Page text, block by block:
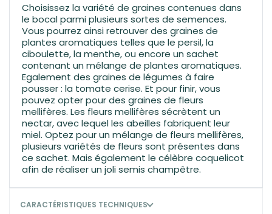
Choisissez la variété de graines contenues dans
le bocal parmi plusieurs sortes de semences.
Vous pourrez ainsi retrouver des graines de
plantes aromatiques telles que le persil, la
ciboulette, la menthe, ou encore un sachet
contenant un mélange de plantes aromatiques.
Egalement des graines de légumes à faire
pousser : la tomate cerise. Et pour finir, vous
pouvez opter pour des graines de fleurs
mellifères. Les fleurs mellifères sécrètent un
nectar, avec lequel les abeilles fabriquent leur
miel. Optez pour un mélange de fleurs mellifères,
plusieurs variétés de fleurs sont présentes dans
ce sachet. Mais également le célèbre coquelicot
afin de réaliser un joli semis champêtre.
CARACTÉRISTIQUES TECHNIQUES